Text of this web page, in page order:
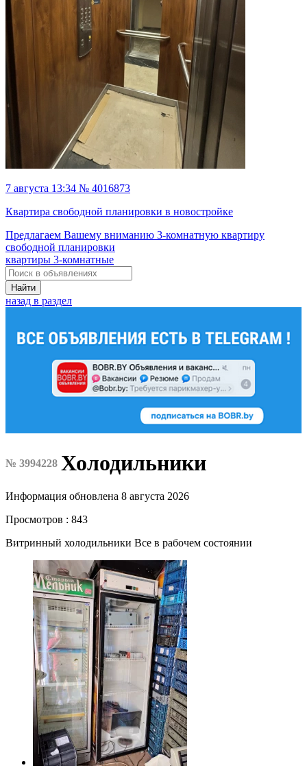
7 августа 13:34 № 4016873
Квартира свободной планировки в новостройке
Предлагаем Вашему вниманию 3-комнатную квартиру
свободной планировки
квартиры 3-комнатные
Найти
назад в раздел
№ 3994228 Холодильники
Информация обновлена 8 августа 2026
Просмотров : 843
Витринный холодильники Все в рабочем состоянии